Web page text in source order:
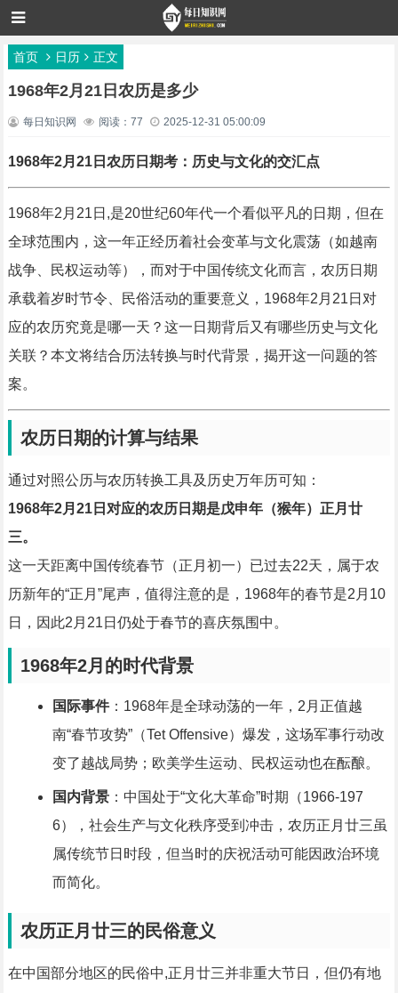
首页 日历 正文
1968年2月21日农历是多少
每日知识网 阅读：77 2025-12-31 05:00:09
1968年2月21日农历日期考：历史与文化的交汇点
1968年2月21日,是20世纪60年代一个看似平凡的日期，但在
全球范围内，这一年正经历着社会变革与文化震荡（如越南
战争、民权运动等），而对于中国传统文化而言，农历日期
承载着岁时节令、民俗活动的重要意义，1968年2月21日对
应的农历究竟是哪一天？这一日期背后又有哪些历史与文化
关联？本文将结合历法转换与时代背景，揭开这一问题的答
案。
农历日期的计算与结果
通过对照公历与农历转换工具及历史万年历可知：
1968年2月21日对应的农历日期是戊申年（猴年）正月廿
三。
这一天距离中国传统春节（正月初一）已过去22天，属于农
历新年的“正月”尾声，值得注意的是，1968年的春节是2月10
日，因此2月21日仍处于春节的喜庆氛围中。
1968年2月的时代背景
国际事件：1968年是全球动荡的一年，2月正值越
南“春节攻势”（Tet Offensive）爆发，这场军事行动改
变了越战局势；欧美学生运动、民权运动也在酝酿。
国内背景：中国处于“文化大革命”时期（1966-197
6），社会生产与文化秩序受到冲击，农历正月廿三虽
属传统节日时段，但当时的庆祝活动可能因政治环境
而简化。
农历正月廿三的民俗意义
在中国部分地区的民俗中,正月廿三并非重大节日，但仍有地